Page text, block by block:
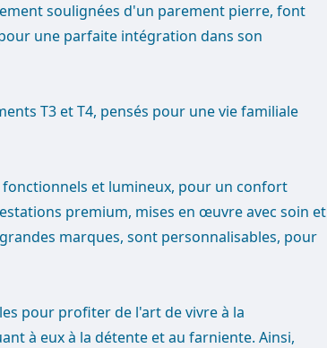
soulignées d'un parement pierre, font
une parfaite intégration dans son
T3 et T4, pensés pour une vie familiale
fonctionnels et lumineux, pour un confort
premium, mises en œuvre avec soin et
marques, sont personnalisables, pour
pour profiter de l'art de vivre à la
à eux à la détente et au farniente. Ainsi,